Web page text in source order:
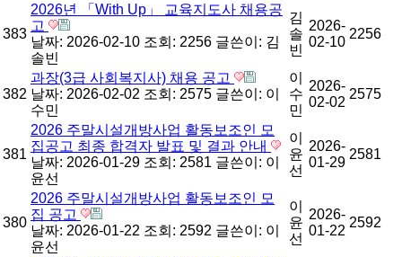
383
2026년 「With Up」 교육지도사 채용공
고
날짜: 2026-02-10 조회: 2256 글쓴이: 김
솔빈
김
솔
빈
2026-
02-10
2256
382
과장(3급 사회복지사) 채용 공고
날짜: 2026-02-02 조회: 2575 글쓴이: 이
수민
이
수
민
2026-
02-02
2575
381
2026 주말시설개방사업 활동보조인 모
집공고 최종 합격자 발표 및 결과 안내
날짜: 2026-01-29 조회: 2581 글쓴이: 이
윤선
이
윤
선
2026-
01-29
2581
380
2026 주말시설개방사업 활동보조인 모
집 공고
날짜: 2026-01-22 조회: 2592 글쓴이: 이
윤선
이
윤
선
2026-
01-22
2592